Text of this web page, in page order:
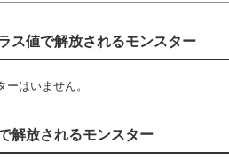
ス値で解放されるモンスター
はいません。
解放されるモンスター